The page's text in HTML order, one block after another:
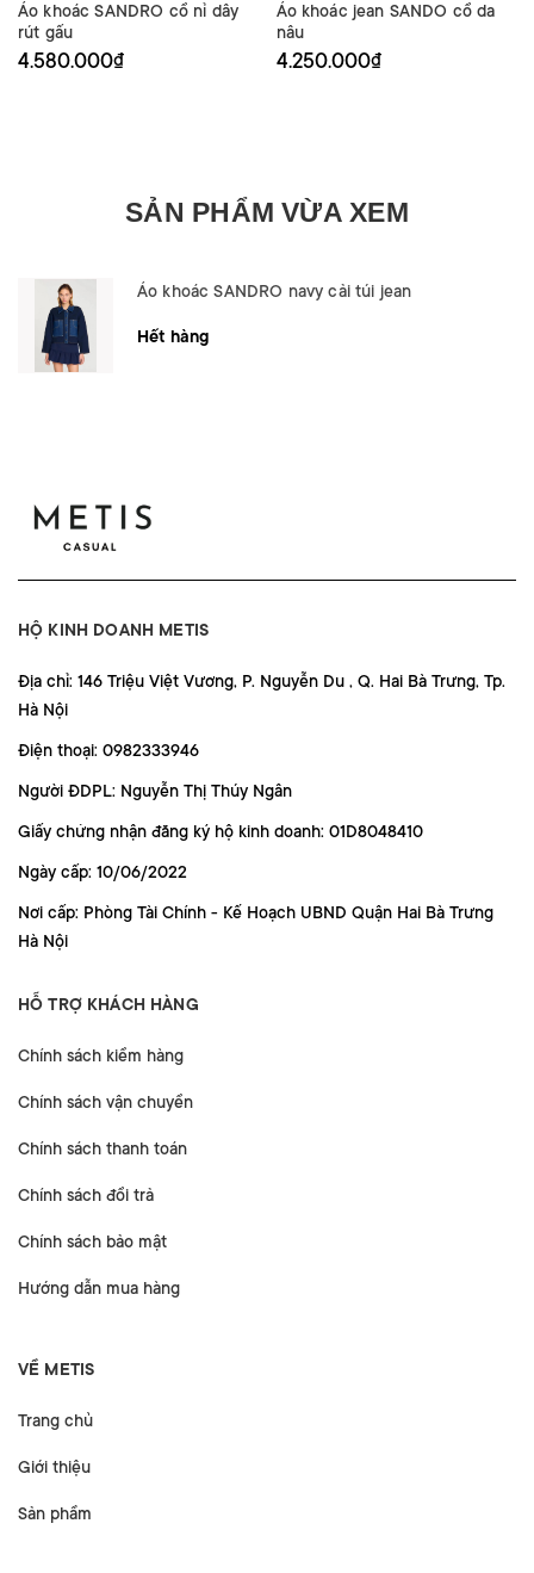
Áo khoác SANDRO cổ nỉ dây
rút gấu
4.580.000₫
Áo khoác jean SANDO cổ da
nâu
4.250.000₫
SẢN PHẨM VỪA XEM
Áo khoác SANDRO navy cải túi jean
Hết hàng
HỘ KINH DOANH METIS
Địa chỉ: 146 Triệu Việt Vương, P. Nguyễn Du , Q. Hai Bà Trưng, Tp.
Hà Nội
Điện thoại: 0982333946
Người ĐDPL: Nguyễn Thị Thúy Ngân
Giấy chứng nhận đăng ký hộ kinh doanh: 01D8048410
Ngày cấp: 10/06/2022
Nơi cấp: Phòng Tài Chính - Kế Hoạch UBND Quận Hai Bà Trưng
Hà Nội
HỖ TRỢ KHÁCH HÀNG
Chính sách kiểm hàng
Chính sách vận chuyển
Chính sách thanh toán
Chính sách đổi trả
Chính sách bảo mật
Hướng dẫn mua hàng
VỀ METIS
Trang chủ
Giới thiệu
Sản phẩm